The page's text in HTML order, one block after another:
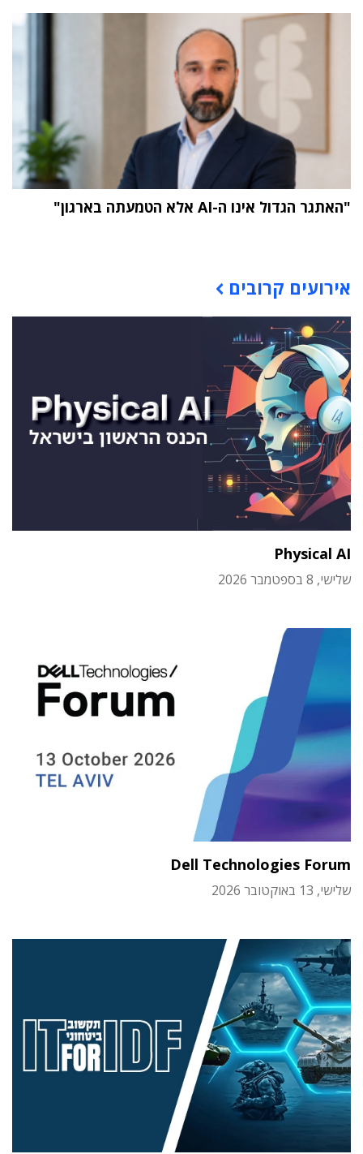
"האתגר הגדול אינו ה-AI אלא הטמעתה בארגון"
אירועים קרובים
Physical AI
שלישי, 8 בספטמבר 2026
Dell Technologies Forum
שלישי, 13 באוקטובר 2026